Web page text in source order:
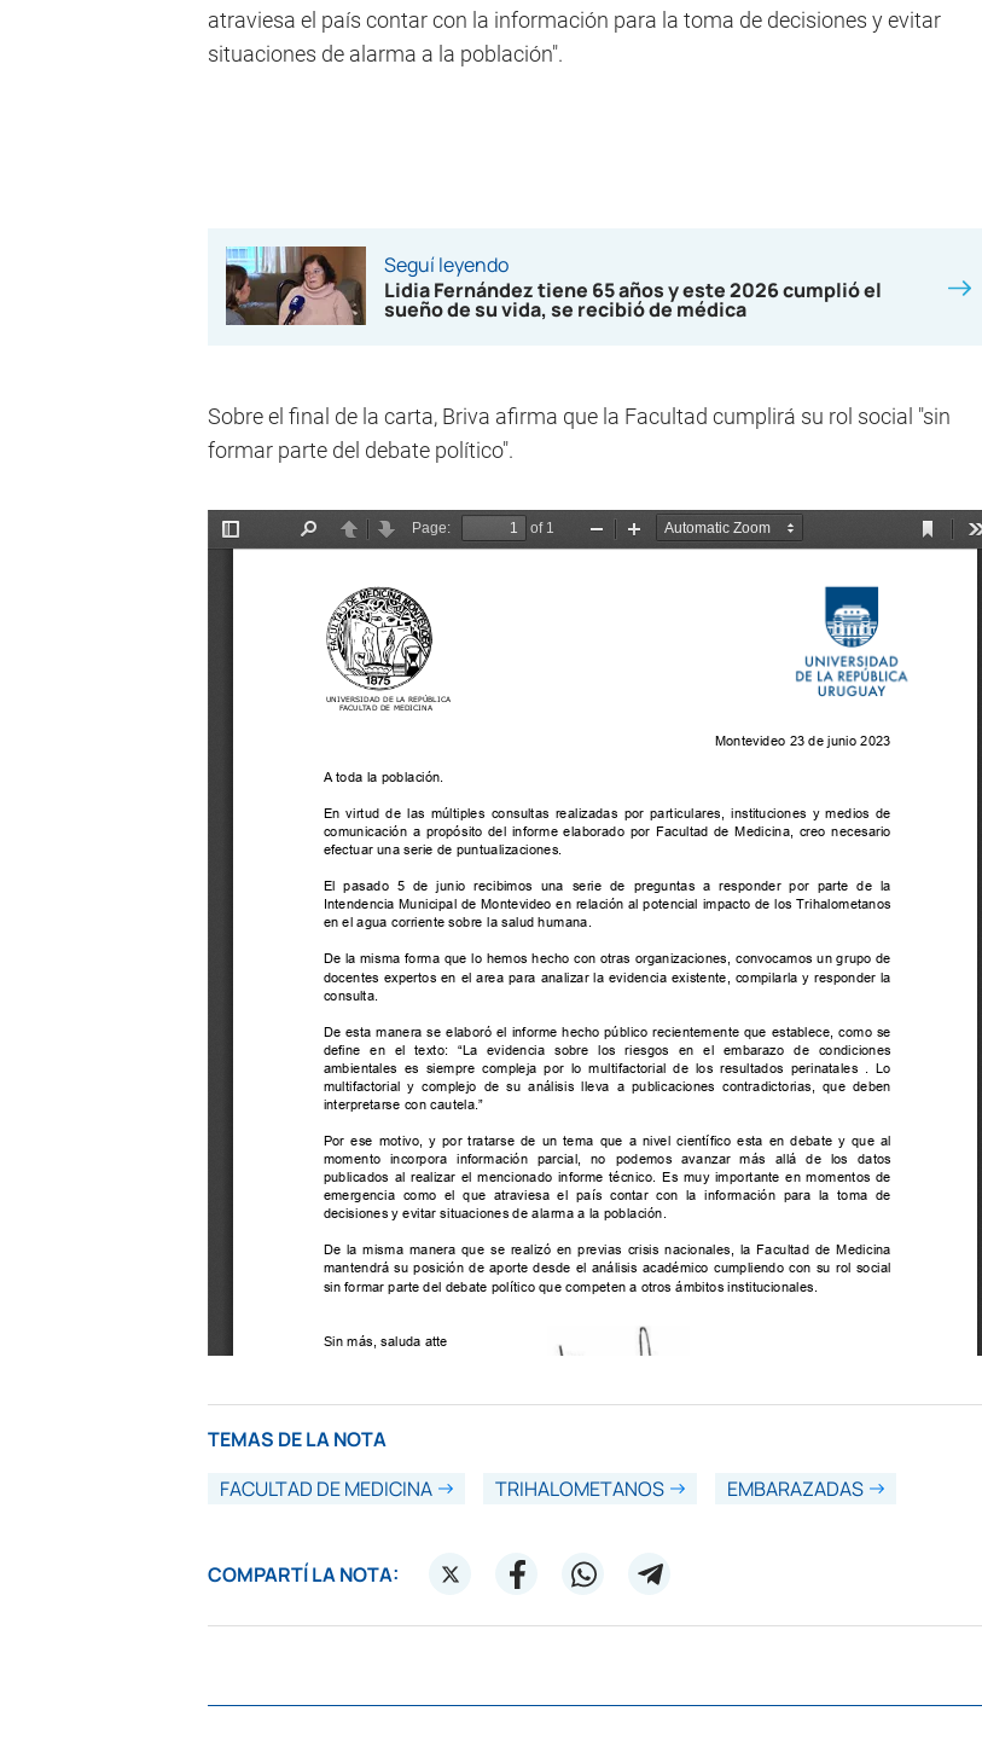
atraviesa el país contar con la información para la toma de decisiones y evitar
situaciones de alarma a la población".
Seguí leyendo
Lidia Fernández tiene 65 años y este 2026 cumplió el
sueño de su vida, se recibió de médica
Sobre el final de la carta, Briva afirma que la Facultad cumplirá su rol social "sin
formar parte del debate político".
TEMAS DE LA NOTA
FACULTAD DE MEDICINA
TRIHALOMETANOS EMBARAZADAS
COMPARTÍ LA NOTA: